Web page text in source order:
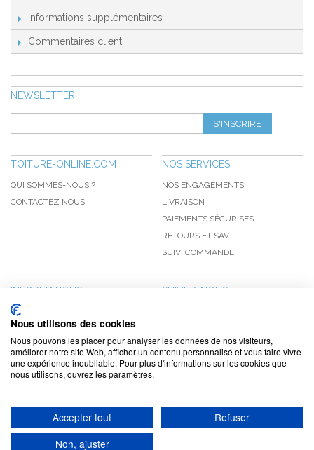
Informations supplémentaires
Commentaires client
NEWSLETTER
S'INSCRIRE
TOITURE-ONLINE.COM
QUI SOMMES-NOUS ?
CONTACTEZ NOUS
NOS SERVICES
NOS ENGAGEMENTS
LIVRAISON
PAIEMENTS SÉCURISÉS
RETOURS ET SAV
SUIVI COMMANDE
INFORMATIONS
NOUVEAUTÉS
PROMOTIONS
CGV
CONFIDENTIALITÉ
MENTIONS LÉGALES
SUIVEZ-NOUS
NOTRE BLOG
www.toiture-online.com © 2010-2026 / Agymat SARL
Nous utilisons des cookies
Nous pouvons les placer pour analyser les données de nos visiteurs,
améliorer notre site Web, afficher un contenu personnalisé et vous faire vivre
une expérience inoubliable. Pour plus d'informations sur les cookies que
nous utilisons, ouvrez les paramètres.
Accepter tout
Refuser
Non, ajuster